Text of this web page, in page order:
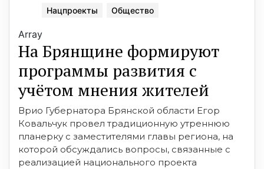
Нацпроекты Общество
Array
На Брянщине формируют
программы развития с
учётом мнения жителей
Врио Губернатора Брянской области Егор
Ковальчук провел традиционную утреннюю
планерку с заместителями главы региона, на
которой обсуждались вопросы, связанные с
реализацией национального проекта